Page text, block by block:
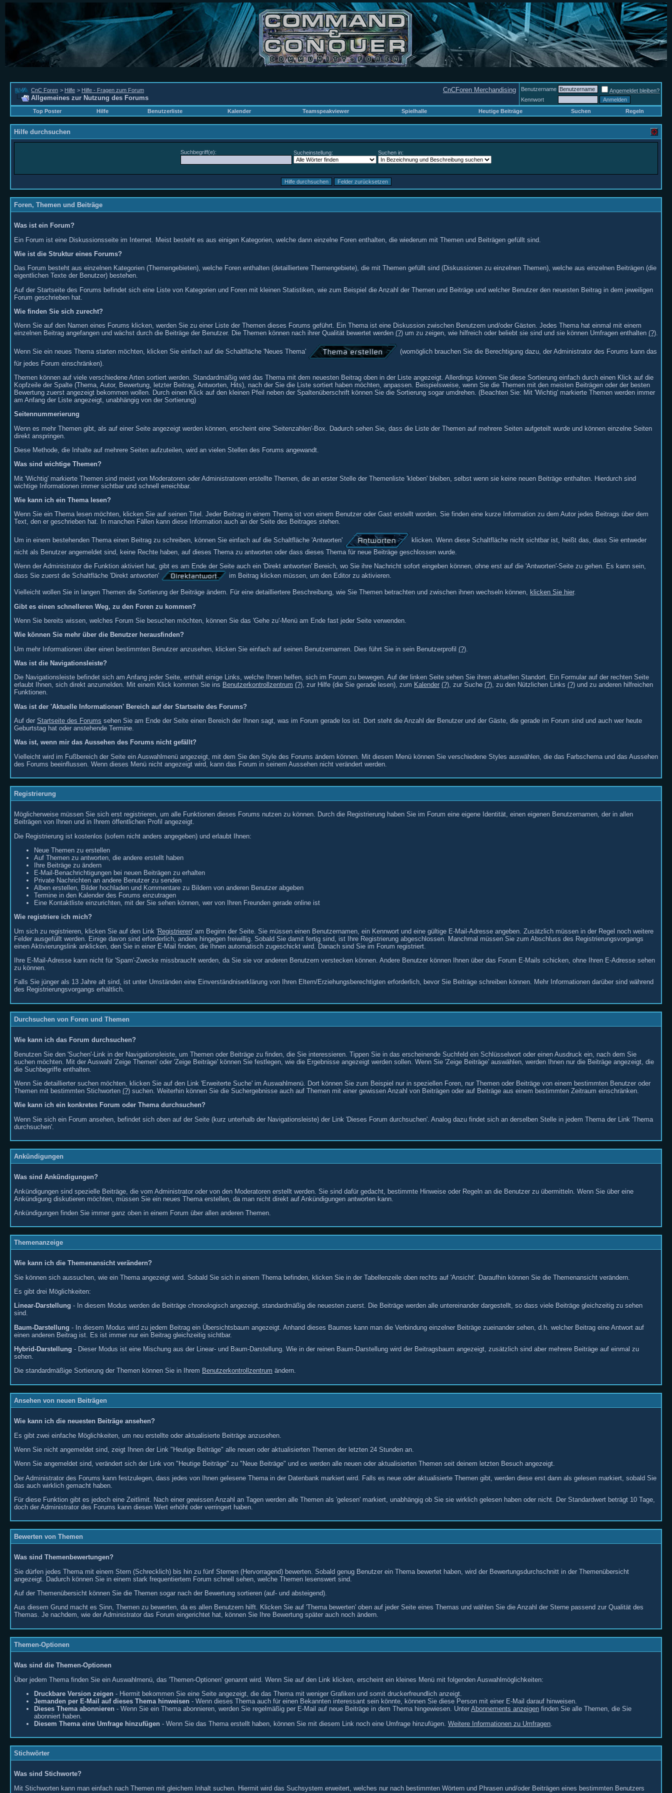
CnCForen Merchandising
CnC Foren > Hilfe > Hilfe - Fragen zum Forum
Allgemeines zur Nutzung des Forums
Benutzername
Angemeldet bleiben?
Kennwort
Top Poster
Hilfe Benutzerliste Kalender Teamspeakviewer Spielhalle Heutige Beiträge Suchen Regeln
Hilfe durchsuchen
Suchbegriff(e): Sucheinstellung: Suchen in:
Foren, Themen und Beiträge
Was ist ein Forum?
Ein Forum ist eine Diskussionsseite im Internet. Meist besteht es aus einigen Kategorien, welche dann einzelne Foren enthalten, die wiederum mit Themen und Beiträgen gefüllt sind.
Wie ist die Struktur eines Forums?
Das Forum besteht aus einzelnen Kategorien (Themengebieten), welche Foren enthalten (detailliertere Themengebiete), die mit Themen gefüllt sind (Diskussionen zu einzelnen Themen), welche aus einzelnen Beiträgen (die
eigentlichen Texte der Benutzer) bestehen.
Auf der Startseite des Forums befindet sich eine Liste von Kategorien und Foren mit kleinen Statistiken, wie zum Beispiel die Anzahl der Themen und Beiträge und welcher Benutzer den neuesten Beitrag in dem jeweiligen
Forum geschrieben hat.
Wie finden Sie sich zurecht?
Wenn Sie auf den Namen eines Forums klicken, werden Sie zu einer Liste der Themen dieses Forums geführt. Ein Thema ist eine Diskussion zwischen Benutzern und/oder Gästen. Jedes Thema hat einmal mit einem
einzelnen Beitrag angefangen und wächst durch die Beiträge der Benutzer. Die Themen können nach ihrer Qualität bewertet werden (?) um zu zeigen, wie hilfreich oder beliebt sie sind und sie können Umfragen enthalten (?).
Wenn Sie ein neues Thema starten möchten, klicken Sie einfach auf die Schaltfläche 'Neues Thema'
(womöglich brauchen Sie die Berechtigung dazu, der Administrator des Forums kann das
für jedes Forum einschränken).
Themen können auf viele verschiedene Arten sortiert werden. Standardmäßig wird das Thema mit dem neuesten Beitrag oben in der Liste angezeigt. Allerdings können Sie diese Sortierung einfach durch einen Klick auf die
Kopfzeile der Spalte (Thema, Autor, Bewertung, letzter Beitrag, Antworten, Hits), nach der Sie die Liste sortiert haben möchten, anpassen. Beispielsweise, wenn Sie die Themen mit den meisten Beiträgen oder der besten
Bewertung zuerst angezeigt bekommen wollen. Durch einen Klick auf den kleinen Pfeil neben der Spaltenüberschrift können Sie die Sortierung sogar umdrehen. (Beachten Sie: Mit 'Wichtig' markierte Themen werden immer
am Anfang der Liste angezeigt, unabhängig von der Sortierung)
Seitennummerierung
Wenn es mehr Themen gibt, als auf einer Seite angezeigt werden können, erscheint eine 'Seitenzahlen'-Box. Dadurch sehen Sie, dass die Liste der Themen auf mehrere Seiten aufgeteilt wurde und können einzelne Seiten
direkt anspringen.
Diese Methode, die Inhalte auf mehrere Seiten aufzuteilen, wird an vielen Stellen des Forums angewandt.
Was sind wichtige Themen?
Mit 'Wichtig' markierte Themen sind meist von Moderatoren oder Administratoren erstellte Themen, die an erster Stelle der Themenliste 'kleben' bleiben, selbst wenn sie keine neuen Beiträge enthalten. Hierdurch sind
wichtige Informationen immer sichtbar und schnell erreichbar.
Wie kann ich ein Thema lesen?
Wenn Sie ein Thema lesen möchten, klicken Sie auf seinen Titel. Jeder Beitrag in einem Thema ist von einem Benutzer oder Gast erstellt worden. Sie finden eine kurze Information zu dem Autor jedes Beitrags über dem
Text, den er geschrieben hat. In manchen Fällen kann diese Information auch an der Seite des Beitrages stehen.
Um in einem bestehenden Thema einen Beitrag zu schreiben, können Sie einfach auf die Schaltfläche 'Antworten'
klicken. Wenn diese Schaltfläche nicht sichtbar ist, heißt das, dass Sie entweder
nicht als Benutzer angemeldet sind, keine Rechte haben, auf dieses Thema zu antworten oder dass dieses Thema für neue Beiträge geschlossen wurde.
Wenn der Administrator die Funktion aktiviert hat, gibt es am Ende der Seite auch ein 'Direkt antworten' Bereich, wo Sie ihre Nachricht sofort eingeben können, ohne erst auf die 'Antworten'-Seite zu gehen. Es kann sein,
dass Sie zuerst die Schaltfläche 'Direkt antworten'
im Beitrag klicken müssen, um den Editor zu aktivieren.
Vielleicht wollen Sie in langen Themen die Sortierung der Beiträge ändern. Für eine detailliertere Beschreibung, wie Sie Themen betrachten und zwischen ihnen wechseln können, klicken Sie hier.
Gibt es einen schnelleren Weg, zu den Foren zu kommen?
Wenn Sie bereits wissen, welches Forum Sie besuchen möchten, können Sie das 'Gehe zu'-Menü am Ende fast jeder Seite verwenden.
Wie können Sie mehr über die Benutzer herausfinden?
Um mehr Informationen über einen bestimmten Benutzer anzusehen, klicken Sie einfach auf seinen Benutzernamen. Dies führt Sie in sein Benutzerprofil (?)
Was ist die Navigationsleiste?
Die Navigationsleiste befindet sich am Anfang jeder Seite, enthält einige Links, welche Ihnen helfen, sich im Forum zu bewegen. Auf der linken Seite sehen Sie ihren aktuellen Standort. Ein Formular auf der rechten Seite
erlaubt Ihnen, sich direkt anzumelden. Mit einem Klick kommen Sie ins Benutzerkontrollzentrum (?), zur Hilfe (die Sie gerade lesen), zum Kalender (?), zur Suche (?), zu den Nützlichen Links (?) und zu anderen hilfreichen
Funktionen.
Was ist der 'Aktuelle Informationen' Bereich auf der Startseite des Forums?
Auf der Startseite des Forums sehen Sie am Ende der Seite einen Bereich der Ihnen sagt, was im Forum gerade los ist. Dort steht die Anzahl der Benutzer und der Gäste, die gerade im Forum sind und auch wer heute
Geburtstag hat oder anstehende Termine.
Was ist, wenn mir das Aussehen des Forums nicht gefällt?
Vielleicht wird im Fußbereich der Seite ein Auswahlmenü angezeigt, mit dem Sie den Style des Forums ändern können. Mit diesem Menü können Sie verschiedene Styles auswählen, die das Farbschema und das Aussehen
des Forums beeinflussen. Wenn dieses Menü nicht angezeigt wird, kann das Forum in seinem Aussehen nicht verändert werden.
Registrierung
Möglicherweise müssen Sie sich erst registrieren, um alle Funktionen dieses Forums nutzen zu können. Durch die Registrierung haben Sie im Forum eine eigene Identität, einen eigenen Benutzernamen, der in allen
Beiträgen von Ihnen und in Ihrem öffentlichen Profil angezeigt.
Die Registrierung ist kostenlos (sofern nicht anders angegeben) und erlaubt Ihnen:
Neue Themen zu erstellen
Auf Themen zu antworten, die andere erstellt haben
Ihre Beiträge zu ändern
E-Mail-Benachrichtigungen bei neuen Beiträgen zu erhalten
Private Nachrichten an andere Benutzer zu senden
Alben erstellen, Bilder hochladen und Kommentare zu Bildern von anderen Benutzer abgeben
Termine in den Kalender des Forums einzutragen
Eine Kontaktliste einzurichten, mit der Sie sehen können, wer von Ihren Freunden gerade online ist
Wie registriere ich mich?
Um sich zu registrieren, klicken Sie auf den Link 'Registrieren' am Beginn der Seite. Sie müssen einen Benutzernamen, ein Kennwort und eine gültige E-Mail-Adresse angeben. Zusätzlich müssen in der Regel noch weitere
Felder ausgefüllt werden. Einige davon sind erforderlich, andere hingegen freiwillig. Sobald Sie damit fertig sind, ist Ihre Registrierung abgeschlossen. Manchmal müssen Sie zum Abschluss des Registrierungsvorgangs
einen Aktivierungslink anklicken, den Sie in einer E-Mail finden, die Ihnen automatisch zugeschickt wird. Danach sind Sie im Forum registriert.
Ihre E-Mail-Adresse kann nicht für 'Spam'-Zwecke missbraucht werden, da Sie sie vor anderen Benutzern verstecken können. Andere Benutzer können Ihnen über das Forum E-Mails schicken, ohne Ihren E-Adresse sehen
zu können.
Falls Sie jünger als 13 Jahre alt sind, ist unter Umständen eine Einverständniserklärung von Ihren Eltern/Erziehungsberechtigten erforderlich, bevor Sie Beiträge schreiben können. Mehr Informationen darüber sind während
des Registrierungsvorgangs erhältlich.
Durchsuchen von Foren und Themen
Wie kann ich das Forum durchsuchen?
Benutzen Sie den 'Suchen'-Link in der Navigationsleiste, um Themen oder Beiträge zu finden, die Sie interessieren. Tippen Sie in das erscheinende Suchfeld ein Schlüsselwort oder einen Ausdruck ein, nach dem Sie
suchen möchten. Mit der Auswahl 'Zeige Themen' oder 'Zeige Beiträge' können Sie festlegen, wie die Ergebnisse angezeigt werden sollen. Wenn Sie 'Zeige Beiträge' auswählen, werden Ihnen nur die Beiträge angezeigt, die
die Suchbegriffe enthalten.
Wenn Sie detaillierter suchen möchten, klicken Sie auf den Link 'Erweiterte Suche' im Auswahlmenü. Dort können Sie zum Beispiel nur in speziellen Foren, nur Themen oder Beiträge von einem bestimmten Benutzer oder
Themen mit bestimmten Stichworten (?) suchen. Weiterhin können Sie die Suchergebnisse auch auf Themen mit einer gewissen Anzahl von Beiträgen oder auf Beiträge aus einem bestimmten Zeitraum einschränken.
Wie kann ich ein konkretes Forum oder Thema durchsuchen?
Wenn Sie sich ein Forum ansehen, befindet sich oben auf der Seite (kurz unterhalb der Navigationsleiste) der Link 'Dieses Forum durchsuchen'. Analog dazu findet sich an derselben Stelle in jedem Thema der Link 'Thema
durchsuchen'.
Ankündigungen
Was sind Ankündigungen?
Ankündigungen sind spezielle Beiträge, die vom Administrator oder von den Moderatoren erstellt werden. Sie sind dafür gedacht, bestimmte Hinweise oder Regeln an die Benutzer zu übermitteln. Wenn Sie über eine
Ankündigung diskutieren möchten, müssen Sie ein neues Thema erstellen, da man nicht direkt auf Ankündigungen antworten kann.
Ankündigungen finden Sie immer ganz oben in einem Forum über allen anderen Themen.
Themenanzeige
Wie kann ich die Themenansicht verändern?
Sie können sich aussuchen, wie ein Thema angezeigt wird. Sobald Sie sich in einem Thema befinden, klicken Sie in der Tabellenzeile oben rechts auf 'Ansicht'. Daraufhin können Sie die Themenansicht verändern.
Es gibt drei Möglichkeiten:
Linear-Darstellung - In diesem Modus werden die Beiträge chronologisch angezeigt, standardmäßig die neuesten zuerst. Die Beiträge werden alle untereinander dargestellt, so dass viele Beiträge gleichzeitig zu sehen
sind.
Baum-Darstellung - In diesem Modus wird zu jedem Beitrag ein Übersichtsbaum angezeigt. Anhand dieses Baumes kann man die Verbindung einzelner Beiträge zueinander sehen, d.h. welcher Beitrag eine Antwort auf
einen anderen Beitrag ist. Es ist immer nur ein Beitrag gleichzeitig sichtbar.
Hybrid-Darstellung - Dieser Modus ist eine Mischung aus der Linear- und Baum-Darstellung. Wie in der reinen Baum-Darstellung wird der Beitragsbaum angezeigt, zusätzlich sind aber mehrere Beiträge auf einmal zu
sehen.
Die standardmäßige Sortierung der Themen können Sie in Ihrem Benutzerkontrollzentrum ändern.
Ansehen von neuen Beiträgen
Wie kann ich die neuesten Beiträge ansehen?
Es gibt zwei einfache Möglichkeiten, um neu erstellte oder aktualisierte Beiträge anzusehen.
Wenn Sie nicht angemeldet sind, zeigt Ihnen der Link "Heutige Beiträge" alle neuen oder aktualisierten Themen der letzten 24 Stunden an.
Wenn Sie angemeldet sind, verändert sich der Link von "Heutige Beiträge" zu "Neue Beiträge" und es werden alle neuen oder aktualisierten Themen seit deinem letzten Besuch angezeigt.
Der Administrator des Forums kann festzulegen, dass jedes von Ihnen gelesene Thema in der Datenbank markiert wird. Falls es neue oder aktualisierte Themen gibt, werden diese erst dann als gelesen markiert, sobald Sie
das auch wirklich gemacht haben.
Für diese Funktion gibt es jedoch eine Zeitlimit. Nach einer gewissen Anzahl an Tagen werden alle Themen als 'gelesen' markiert, unabhängig ob Sie sie wirklich gelesen haben oder nicht. Der Standardwert beträgt 10 Tage,
doch der Administrator des Forums kann diesen Wert erhöht oder verringert haben.
Bewerten von Themen
Was sind Themenbewertungen?
Sie dürfen jedes Thema mit einem Stern (Schrecklich) bis hin zu fünf Sternen (Hervorragend) bewerten. Sobald genug Benutzer ein Thema bewertet haben, wird der Bewertungsdurchschnitt in der Themenübersicht
angezeigt. Dadurch können Sie in einem stark frequentiertem Forum schnell sehen, welche Themen lesenswert sind.
Auf der Themenübersicht können Sie die Themen sogar nach der Bewertung sortieren (auf- und absteigend).
Aus diesem Grund macht es Sinn, Themen zu bewerten, da es allen Benutzern hilft. Klicken Sie auf 'Thema bewerten' oben auf jeder Seite eines Themas und wählen Sie die Anzahl der Sterne passend zur Qualität des
Themas. Je nachdem, wie der Administrator das Forum eingerichtet hat, können Sie Ihre Bewertung später auch noch ändern.
Themen-Optionen
Was sind die Themen-Optionen
Über jedem Thema finden Sie ein Auswahlmenü, das 'Themen-Optionen' genannt wird. Wenn Sie auf den Link klicken, erscheint ein kleines Menü mit folgenden Auswahlmöglichkeiten:
Druckbare Version zeigen - Hiermit bekommen Sie eine Seite angezeigt, die das Thema mit weniger Grafiken und somit druckerfreundlich anzeigt.
Jemanden per E-Mail auf dieses Thema hinweisen - Wenn dieses Thema auch für einen Bekannten interessant sein könnte, können Sie diese Person mit einer E-Mail darauf hinweisen.
Dieses Thema abonnieren - Wenn Sie ein Thema abonnieren, werden Sie regelmäßig per E-Mail auf neue Beiträge in dem Thema hingewiesen. Unter Abonnements anzeigen finden Sie alle Themen, die Sie
abonniert haben.
Diesem Thema eine Umfrage hinzufügen - Wenn Sie das Thema erstellt haben, können Sie mit diesem Link noch eine Umfrage hinzufügen. Weitere Informationen zu Umfragen
Stichwörter
Was sind Stichworte?
Mit Stichworten kann man einfach nach Themen mit gleichem Inhalt suchen. Hiermit wird das Suchsystem erweitert, welches nur nach bestimmten Wörtern und Phrasen und/oder Beiträgen eines bestimmten Benutzers